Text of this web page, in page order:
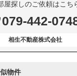
屋探しのご依頼はこち
079-442-
相生不動産株式会社
物件